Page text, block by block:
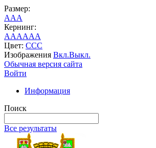
Размер:
AAA
Кернинг:
AAAAAA
Цвет: CCC
Изображения Вкл.Выкл.
Обычная версия сайта
Войти
Информация
Поиск
Все результаты